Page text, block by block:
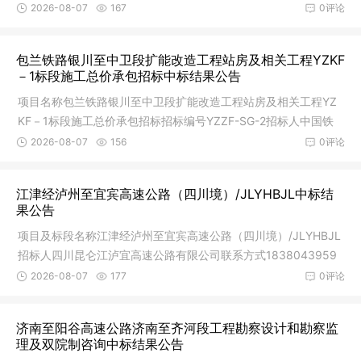
标人中国铁
0评论
2026-08-07 167
包兰铁路银川至中卫段扩能改造工程站房及相关工程YZKF
－1标段施工总价承包招标中标结果公告
项目名称包兰铁路银川至中卫段扩能改造工程站房及相关工程YZ
KF－1标段施工总价承包招标招标编号YZZF-SG-2招标人中国铁
路兰州局集
0评论
2026-08-07 156
江津经泸州至宜宾高速公路（四川境）/JLYHBJL中标结
果公告
项目及标段名称江津经泸州至宜宾高速公路（四川境）/JLYHBJL
招标人四川昆仑江泸宜高速公路有限公司联系方式1838043959
9招标代理
0评论
2026-08-07 177
济南至阳谷高速公路济南至齐河段工程勘察设计和勘察监
理及双院制咨询中标结果公告